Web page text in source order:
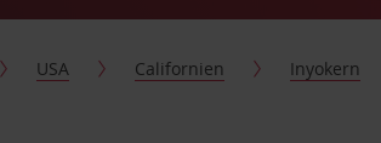
USA Californien Inyokern